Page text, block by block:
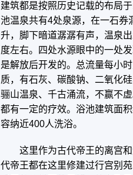
建筑都是按照历史记载的布局
池温泉共有4处泉源，在一石券
升，脚下暗道潺潺有声，温泉
度左右。四处水源眼中的一处
是解放后开发的。总流量每小
质，有石灰、碳酸钠、二氧化
骊山温泉、千古涌流，不赢不
都有一定的疗效。浴池建筑面
容纳近400人洗浴。
这里作为古代帝王的离宫
代帝王都在这里修建过行宫别